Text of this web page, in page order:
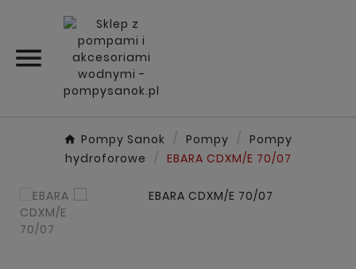

Pompy Sanok Pompy
Pompy
hydroforowe
EBARA CDXM/E 70/07